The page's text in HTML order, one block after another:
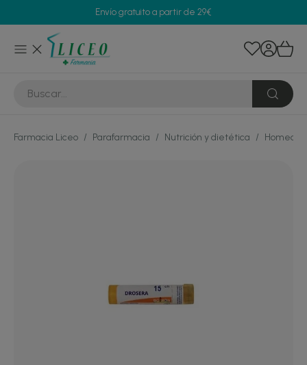
Envío gratuito a partir de 29€
Farmacia Liceo / Parafarmacia / Nutrición y dietética /